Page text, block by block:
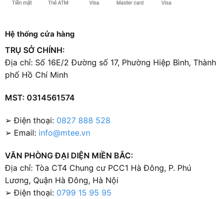
Hệ thống cửa hàng
TRỤ SỞ CHÍNH:
Địa chỉ: Số 16E/2 Đường số 17, Phường Hiệp Bình, Thành
phố Hồ Chí Minh
MST: 0314561574
➢ Điện thoại: 0827 888 528
➢ Email: info@mtee.vn
VĂN PHÒNG ĐẠI DIỆN MIỀN BẮC:
Địa chỉ: Tòa CT4 Chung cư PCC1 Hà Đông, P. Phú
Lương, Quận Hà Đông, Hà Nội
➢ Điện thoại: 0799 15 95 95